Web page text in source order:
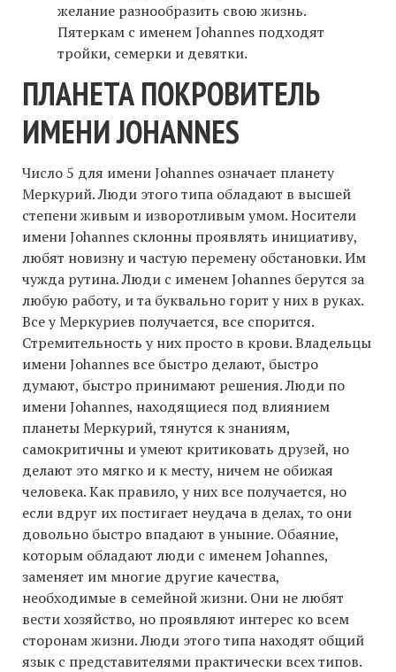
желание разнообразить свою жизнь.
Пятеркам с именем Johannes подходят
тройки, семерки и девятки.
ПЛАНЕТА ПОКРОВИТЕЛЬ
ИМЕНИ JOHANNES
Число 5 для имени Johannes означает планету
Меркурий. Люди этого типа обладают в высшей
степени живым и изворотливым умом. Носители
имени Johannes склонны проявлять инициативу,
любят новизну и частую перемену обстановки. Им
чужда рутина. Люди с именем Johannes берутся за
любую работу, и та буквально горит у них в руках.
Все у Меркуриев получается, все спорится.
Стремительность у них просто в крови. Владельцы
имени Johannes все быстро делают, быстро
думают, быстро принимают решения. Люди по
имени Johannes, находящиеся под влиянием
планеты Меркурий, тянутся к знаниям,
самокритичны и умеют критиковать друзей, но
делают это мягко и к месту, ничем не обижая
человека. Как правило, у них все получается, но
если вдруг их постигает неудача в делах, то они
довольно быстро впадают в уныние. Обаяние,
которым обладают люди с именем Johannes,
заменяет им многие другие качества,
необходимые в семейной жизни. Они не любят
вести хозяйство, но проявляют интерес ко всем
сторонам жизни. Люди этого типа находят общий
язык с представителями практически всех типов.